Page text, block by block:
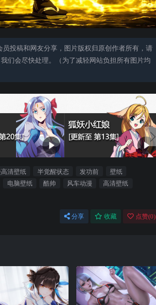
投稿和网友分享，图片版权归原创作者所有，请
们会尽快处理。（为了减轻网站负担所有图片均
清壁纸 半觉醒状态 发功前
壁纸
电脑壁纸 酷帅 风车动漫
高清壁纸
分享 收藏 点赞(0)